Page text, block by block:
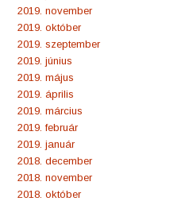
2019. november
2019. október
2019. szeptember
2019. június
2019. május
2019. április
2019. március
2019. február
2019. január
2018. december
2018. november
2018. október